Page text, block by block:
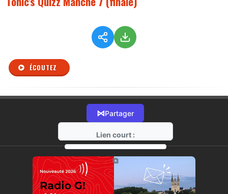
ÉCOUTEZ
⋈Partager
Lien court :
https://radio-g.fr?r120
⧉